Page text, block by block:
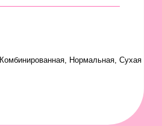
Комбинированная, Нормальная, Сухая